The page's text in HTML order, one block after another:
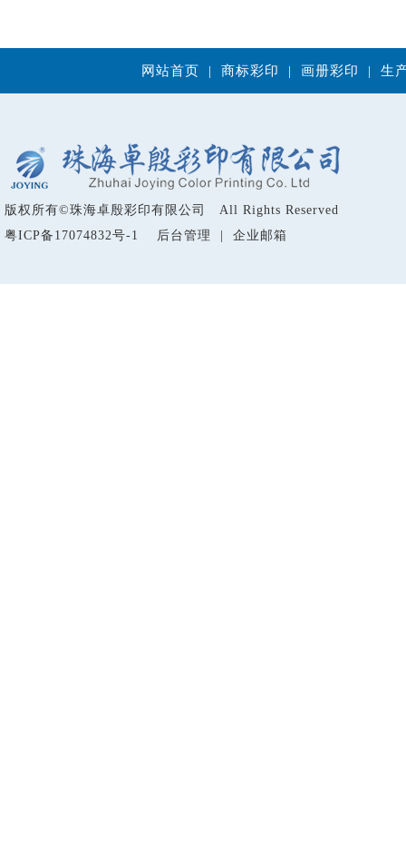
网站首页 | 商标彩印 | 画册彩印 | 生
版权所有©珠海卓殷彩印有限公司 All Rights Reserved
粤ICP备17074832号-1
后台管理 企业邮箱